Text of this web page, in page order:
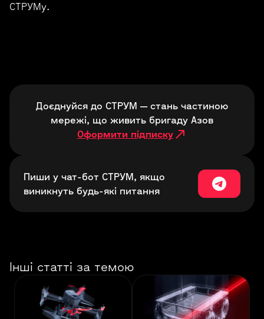
СТРУМу.
Доєднуйся до СТРУМ — стань частиною
мережі, що живить бригаду Азов
Оформити підписку
Пиши у чат-бот СТРУМ, якщо
виникнуть будь-які питання
Інші статті за темою